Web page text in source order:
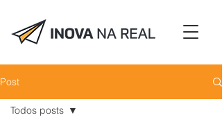
Post
Todos posts